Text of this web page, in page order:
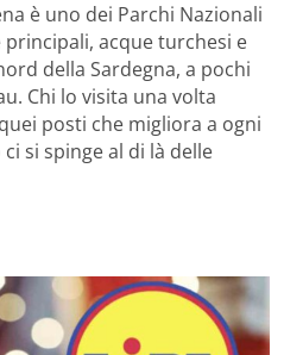
è uno dei Parchi Nazionali
principali, acque turchesi e
della Sardegna, a pochi
Chi lo visita una volta
posti che migliora a ogni
si spinge al di là delle